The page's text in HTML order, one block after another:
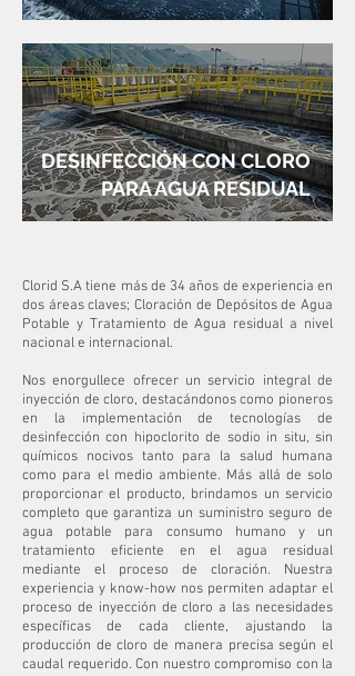
DESINFECCIÓN CON CLORO
PARA AGUA RESIDUAL
Clorid S.A tiene más de 34 años de experiencia en
dos áreas claves; Cloración de Depósitos de Agua
Potable y Tratamiento de Agua residual a nivel
nacional e internacional.
Nos enorgullece ofrecer un servicio integral de
inyección de cloro, destacándonos como pioneros
en la implementación de tecnologías de
desinfección con hipoclorito de sodio in situ, sin
químicos nocivos tanto para la salud humana
como para el medio ambiente. Más allá de solo
proporcionar el producto, brindamos un servicio
completo que garantiza un suministro seguro de
agua potable para consumo humano y un
tratamiento eficiente en el agua residual
mediante el proceso de cloración. Nuestra
experiencia y know-how nos permiten adaptar el
proceso de inyección de cloro a las necesidades
específicas de cada cliente, ajustando la
producción de cloro de manera precisa según el
caudal requerido. Con nuestro compromiso con la